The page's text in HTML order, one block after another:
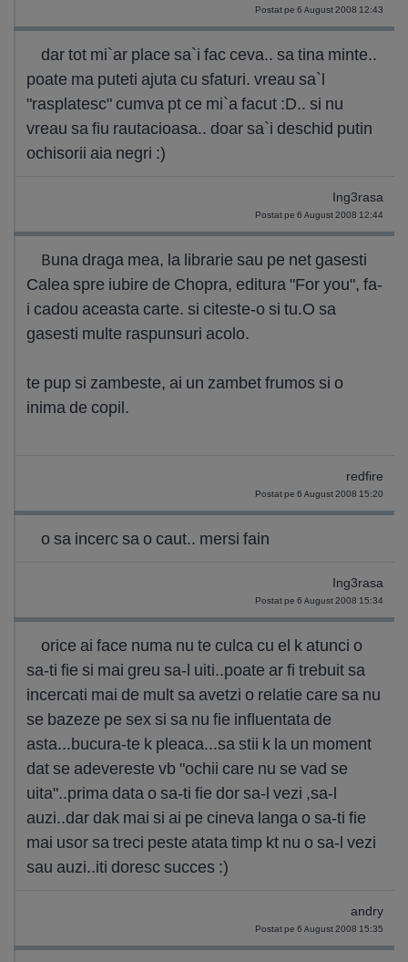
Postat pe 6 August 2008 12:43
dar tot mi`ar place sa`i fac ceva.. sa tina minte..
poate ma puteti ajuta cu sfaturi. vreau sa`l
"rasplatesc" cumva pt ce mi`a facut :D.. si nu
vreau sa fiu rautacioasa.. doar sa`i deschid putin
ochisorii aia negri :)
Ing3rasa
Postat pe 6 August 2008 12:44
Buna draga mea, la librarie sau pe net gasesti
Calea spre iubire de Chopra, editura "For you", fa-
i cadou aceasta carte. si citeste-o si tu.O sa
gasesti multe raspunsuri acolo.
te pup si zambeste, ai un zambet frumos si o
inima de copil.
redfire
Postat pe 6 August 2008 15:20
o sa incerc sa o caut.. mersi fain
Ing3rasa
Postat pe 6 August 2008 15:34
orice ai face numa nu te culca cu el k atunci o
sa-ti fie si mai greu sa-l uiti..poate ar fi trebuit sa
incercati mai de mult sa avetzi o relatie care sa nu
se bazeze pe sex si sa nu fie influentata de
asta...bucura-te k pleaca...sa stii k la un moment
dat se adevereste vb "ochii care nu se vad se
uita"..prima data o sa-ti fie dor sa-l vezi ,sa-l
auzi..dar dak mai si ai pe cineva langa o sa-ti fie
mai usor sa treci peste atata timp kt nu o sa-l vezi
sau auzi..iti doresc succes :)
andry
Postat pe 6 August 2008 15:35